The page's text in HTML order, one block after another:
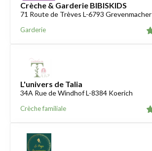
Crèche & Garderie BIBISKIDS
71 Route de Trèves L-6793 Grevenmacher
Garderie
L'univers de Talia
34A Rue de Windhof L-8384 Koerich
Crèche familiale